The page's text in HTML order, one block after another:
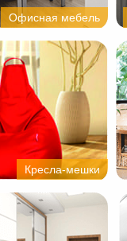
Офисная мебель
Кресла-мешки